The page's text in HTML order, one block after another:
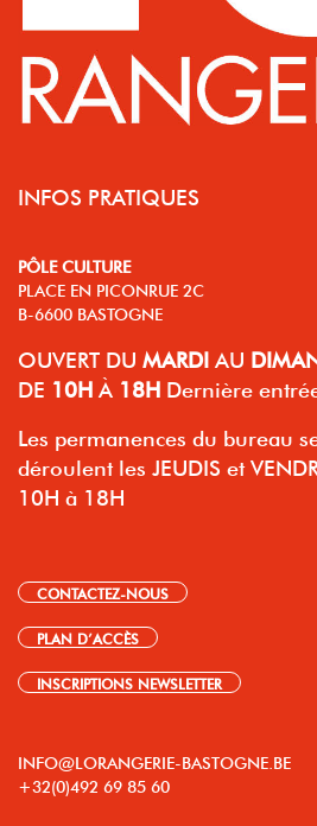
INFOS PRATIQUES
PÔLE CULTURE
PLACE EN PICONRUE 2C
B-6600 BASTOGNE
OUVERT DU MARDI AU
DE 10H À 18H Dernière
Les permanences du bureau
déroulent les JEUDIS et
10H à 18H
CONTACTEZ-NOUS
PLAN D’ACCÈS
INSCRIPTIONS NEWSLETTER
INFO@LORANGERIE-BASTOGNE.BE
+32(0)492 69 85 60